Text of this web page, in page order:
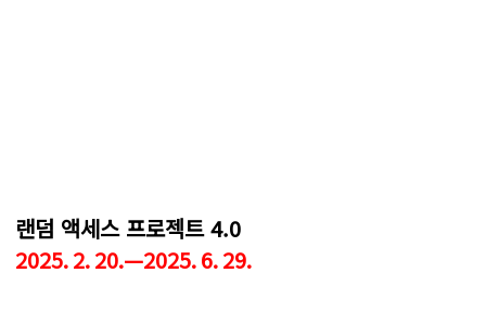
랜덤 액세스 프로젝트 4.0
2025. 2. 20.—2025. 6. 29.